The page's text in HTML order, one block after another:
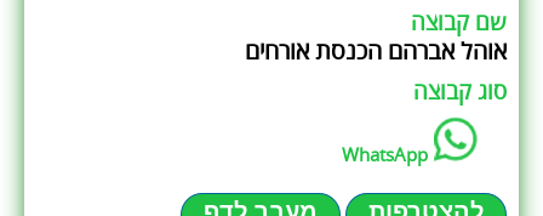
שם קבוצה
אוהל אברהם הכנסת אורחים
סוג קבוצה
WhatsApp